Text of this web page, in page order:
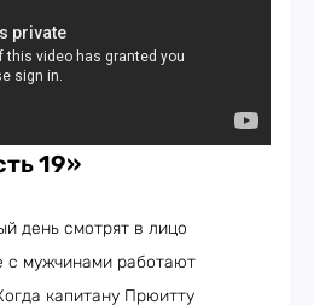
19»
день смотрят в лицо
с мужчинами работают
капитану Прюитту